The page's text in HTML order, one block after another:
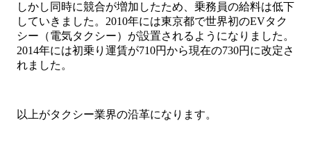
しかし同時に競合が増加したため、乗務員の給料は低下
していきました。2010年には東京都で世界初のEVタク
シー（電気タクシー）が設置されるようになりました。
2014年には初乗り運賃が710円から現在の730円に改定さ
れました。
以上がタクシー業界の沿革になります。